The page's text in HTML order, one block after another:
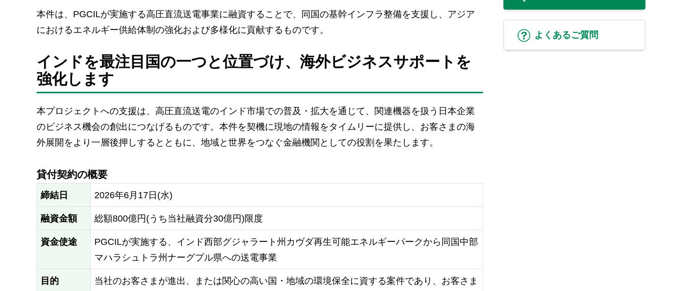
本件は、PGCILが実施する高圧直流送電事業に融資することで、同国の基幹インフラ整備を支援し、アジア
におけるエネルギー供給体制の強化および多様化に貢献するものです。
インドを最注目国の一つと位置づけ、海外ビジネスサポートを
強化します
本プロジェクトへの支援は、高圧直流送電のインド市場での普及・拡大を通じて、関連機器を扱う日本企業
のビジネス機会の創出につなげるものです。本件を契機に現地の情報をタイムリーに提供し、お客さまの海
外展開をより一層後押しするとともに、地域と世界をつなぐ金融機関としての役割を果たします。
貸付契約の概要
締結日 2026年6月17日(水)
融資金額 総額800億円(うち当社融資分30億円)限度
資金使途
PGCILが実施する、インド西部グジャラート州カヴダ再生可能エネルギーパークから同国中部
マハラシュトラ州ナーグプル県への送電事業
目的
当社のお客さまが進出、または関心の高い国・地域の環境保全に資する案件であり、お客さま
よくあるご質問